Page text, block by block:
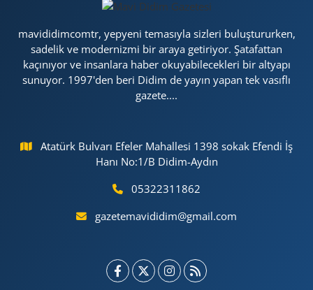
mavididimcomtr, yepyeni temasıyla sizleri buluştururken,
sadelik ve modernizmi bir araya getiriyor. Şatafattan
kaçınıyor ve insanlara haber okuyabilecekleri bir altyapı
sunuyor. 1997'den beri Didim de yayın yapan tek vasıflı
gazete....
Atatürk Bulvarı Efeler Mahallesi 1398 sokak Efendi İş
Hanı No:1/B Didim-Aydın
05322311862
gazetemavididim@gmail.com